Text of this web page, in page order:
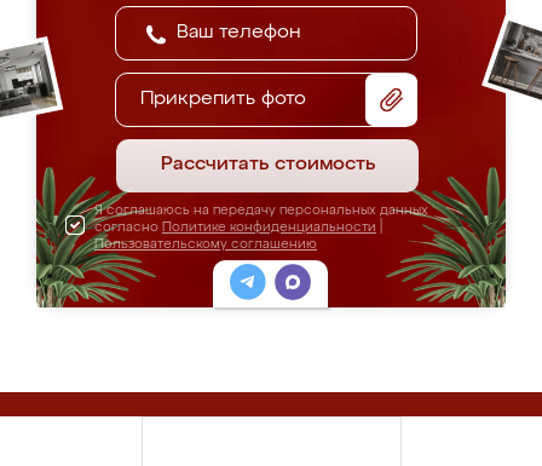
Прикрепить фото
Рассчитать стоимость
Я соглашаюсь на передачу персональных данных
согласно Политике конфиденциальности
Пользовательскому соглашению